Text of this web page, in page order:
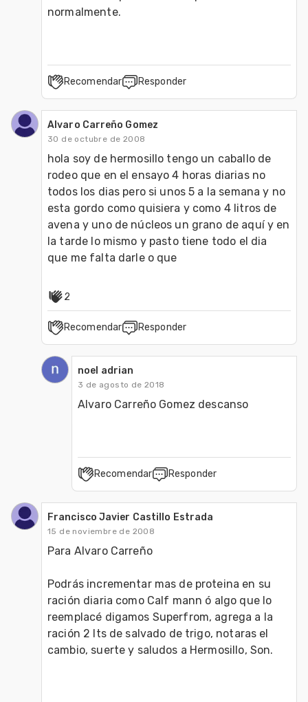
normalmente.
Recomendar Responder
Alvaro Carreño Gomez
30 de octubre de 2008
hola soy de hermosillo tengo un caballo de
rodeo que en el ensayo 4 horas diarias no
todos los dias pero si unos 5 a la semana y no
esta gordo como quisiera y como 4 litros de
avena y uno de núcleos un grano de aquí y en
la tarde lo mismo y pasto tiene todo el dia
que me falta darle o que
2
Recomendar Responder
noel adrian
3 de agosto de 2018
Alvaro Carreño Gomez descanso
Recomendar Responder
Francisco Javier Castillo Estrada
15 de noviembre de 2008
Para Alvaro Carreño
Podrás incrementar mas de proteina en su
ración diaria como Calf mann ó algo que lo
reemplacé digamos Superfrom, agrega a la
ración 2 lts de salvado de trigo, notaras el
cambio, suerte y saludos a Hermosillo, Son.